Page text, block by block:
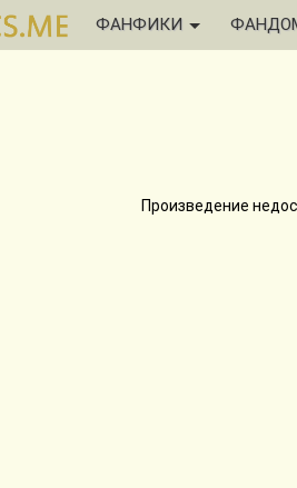
ФАНФИКИ
Произведение